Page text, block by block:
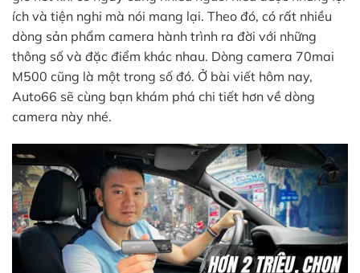
ích và tiện nghi mà nói mang lại. Theo đó, có rất nhiều
dòng sản phẩm camera hành trình ra đời với những
thông số và đặc điểm khác nhau. Dòng camera 70mai
M500 cũng là một trong số đó. Ở bài viết hôm nay,
Auto66 sẽ cùng bạn khám phá chi tiết hơn về dòng
camera này nhé.